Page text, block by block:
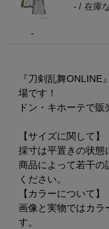
-
- /在庫
『刀剣乱舞
場です！
ドン・キホーテで販
【サイズに関して】
採寸は平置きの状態
商品によって若干の
ください。
【カラーについて】
画像と実物ではカラ
す。